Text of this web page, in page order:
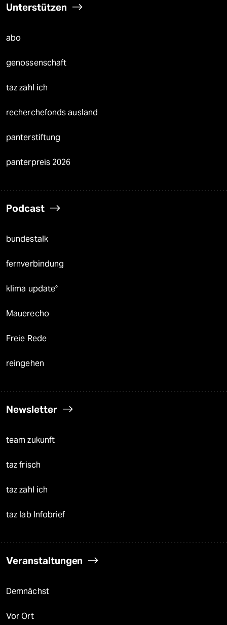
Unterstützen
abo
genossenschaft
taz zahl ich
recherchefonds ausland
panterstiftung
panterpreis 2026
Podcast
bundestalk
fernverbindung
klima update°
Mauerecho
Freie Rede
reingehen
Newsletter
team zukunft
taz frisch
taz zahl ich
taz lab Infobrief
Veranstaltungen
Demnächst
Vor Ort